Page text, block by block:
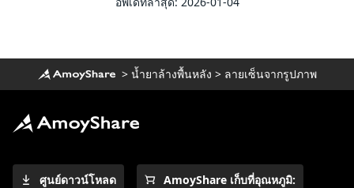
> น้ำยาล้างพื้นหลัง > ลายเซ็นจากรูปภาพ
ศูนย์ดาวน์โหลด AmoyShare เก็บที่อุณหภูมิ: